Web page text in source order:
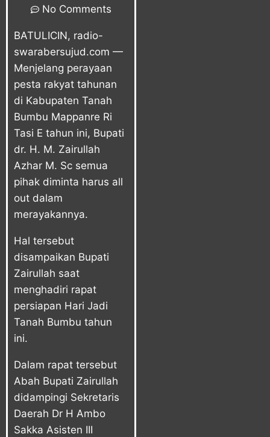
No Comments
BATULICIN, radio-
swarabersujud.com —
Menjelang perayaan
pesta rakyat tahunan
di Kabupaten Tanah
Bumbu Mappanre Ri
Tasi E tahun ini, Bupati
dr. H. M. Zairullah
Azhar M. Sc semua
pihak diminta harus all
out dalam
merayakannya.
Hal tersebut
disampaikan Bupati
Zairullah saat
menghadiri rapat
persiapan Hari Jadi
Tanah Bumbu tahun
ini.
Dalam rapat tersebut
Abah Bupati Zairullah
didampingi Sekretaris
Daerah Dr H Ambo
Sakka Asisten III